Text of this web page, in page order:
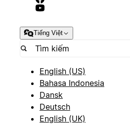
Tiếng Việt
English (US)
Bahasa Indonesia
Dansk
Deutsch
English (UK)